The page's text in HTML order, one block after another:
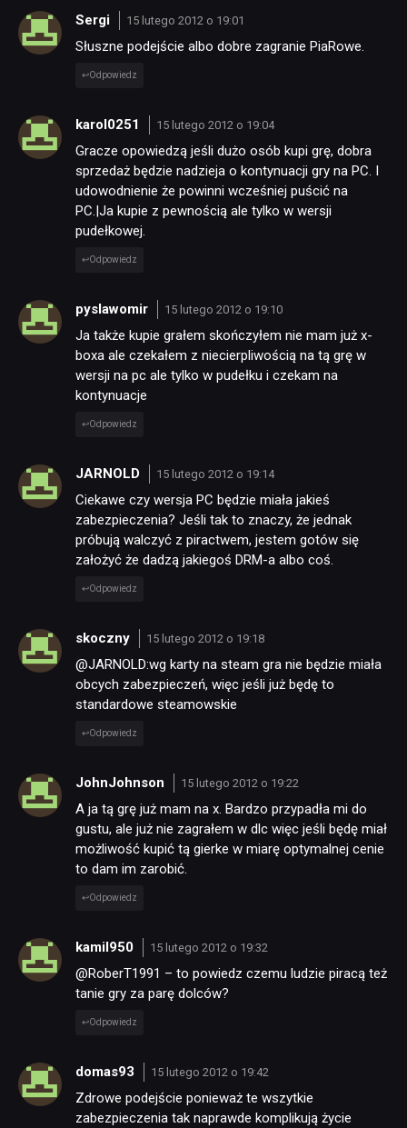
Sergi 15 lutego 2012 o 19:01
Słuszne podejście albo dobre zagranie PiaRowe.
Odpowiedz
karol0251 15 lutego 2012 o 19:04
Gracze opowiedzą jeśli dużo osób kupi grę, dobra
sprzedaż będzie nadzieja o kontynuacji gry na PC. I
udowodnienie że powinni wcześniej puścić na
PC.|Ja kupie z pewnością ale tylko w wersji
pudełkowej.
Odpowiedz
pyslawomir 15 lutego 2012 o 19:10
Ja także kupie grałem skończyłem nie mam już x-
boxa ale czekałem z niecierpliwością na tą grę w
wersji na pc ale tylko w pudełku i czekam na
kontynuacje
Odpowiedz
JARNOLD 15 lutego 2012 o 19:14
Ciekawe czy wersja PC będzie miała jakieś
zabezpieczenia? Jeśli tak to znaczy, że jednak
próbują walczyć z piractwem, jestem gotów się
założyć że dadzą jakiegoś DRM-a albo coś.
Odpowiedz
skoczny 15 lutego 2012 o 19:18
@JARNOLD:wg karty na steam gra nie będzie miała
obcych zabezpieczeń, więc jeśli już będę to
standardowe steamowskie
Odpowiedz
JohnJohnson 15 lutego 2012 o 19:22
A ja tą grę już mam na x. Bardzo przypadła mi do
gustu, ale już nie zagrałem w dlc więc jeśli będę miał
możliwość kupić tą gierke w miarę optymalnej cenie
to dam im zarobić.
Odpowiedz
kamil950 15 lutego 2012 o 19:32
@RoberT1991 – to powiedz czemu ludzie piracą też
tanie gry za parę dolców?
Odpowiedz
domas93 15 lutego 2012 o 19:42
Zdrowe podejście ponieważ te wszytkie
zabezpieczenia tak naprawde komplikują życie